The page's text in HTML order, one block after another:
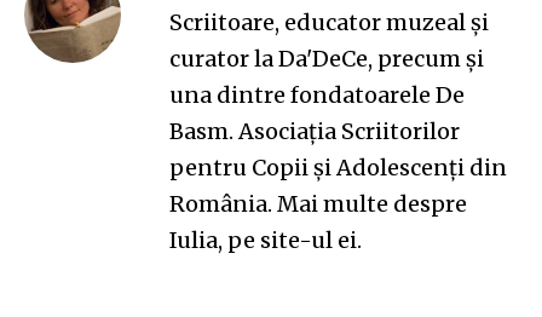
Scriitoare, educator muzeal și
curator la Da'DeCe, precum și
una dintre fondatoarele De
Basm. Asociația Scriitorilor
pentru Copii și Adolescenți din
România. Mai multe despre
Iulia, pe site-ul ei.